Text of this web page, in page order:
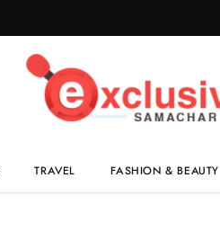
TRAVEL FASHION & BEAUTY